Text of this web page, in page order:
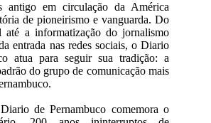
antigo em circulação da América
de pioneirismo e vanguarda. Do
até a informatização do jornalismo
entrada nas redes sociais, o Diario
atua para seguir sua tradição: a
do grupo de comunicação mais
de Pernambuco comemora o